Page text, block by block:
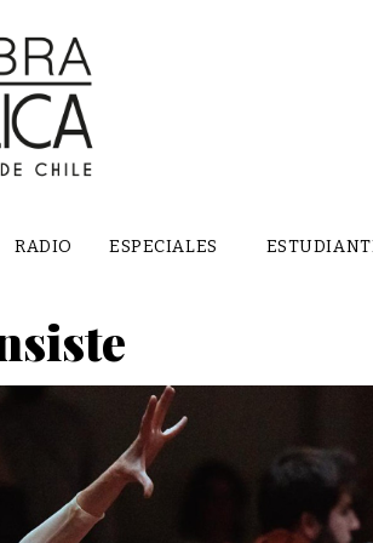
RADIO ESPECIALES